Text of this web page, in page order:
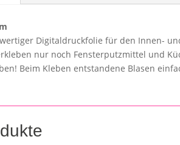
Digitaldruckfolie für den Innen-
nur noch Fensterputzmittel und
Beim Kleben entstandene Blasen